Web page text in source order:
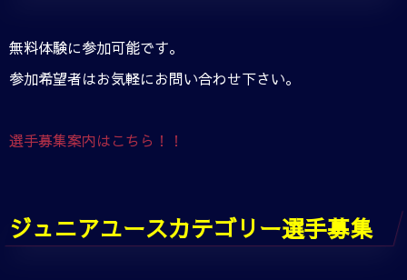
無料体験に参加可能です。
参加希望者はお気軽にお問い合わせ下さい。
選手募集案内はこちら！！
ジュニアユースカテゴリー選手募集